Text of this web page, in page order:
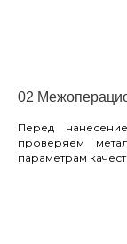
02
Перед
проверяем
параметрам